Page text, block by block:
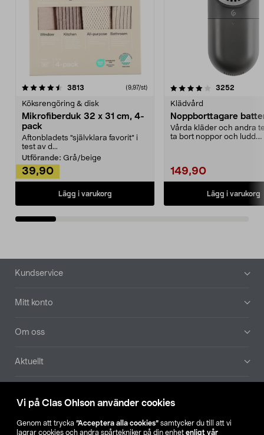
Vi på Clas Ohlson använder cookies
Genom att trycka ”Acceptera alla cookies” samtycker du till att vi
lagrar cookies och andra spårtekniker på din enhet enligt vår
3813 (9,97/st)
Köksrengöring & disk
Mikrofiberduk 32 x 31 cm, 4-
pack
Aftonbladets "självklara favorit” i
test av d...
Utförande: Grå/beige
39,90
Lägg i varukorg
4.0av 5 stjärnor 3252
Klädvård
Noppborttagare
Vårda kläder och andra
ta bort noppor och ludd.
149,90
Lägg i varukorg
4.5av 5 stjärnor
Sidfot
Kundservice
Mitt konto
Om oss
Aktuellt
Hitta butik